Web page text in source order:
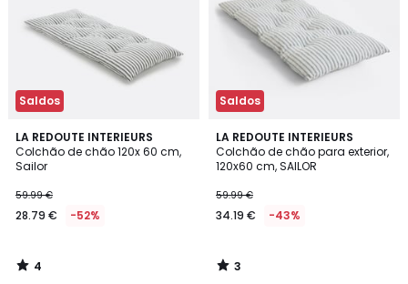
Saldos
LA REDOUTE INTERIEURS
Colchão de chão 120x 60 cm,
Sailor
59.99 €
28.79 € -52%
4
/
5
4
/
Saldos
LA REDOUTE INTERIEURS
Colchão de chão para exterior,
120x60 cm, SAILOR
59.99 €
34.19 € -43%
3
/
5
3
/